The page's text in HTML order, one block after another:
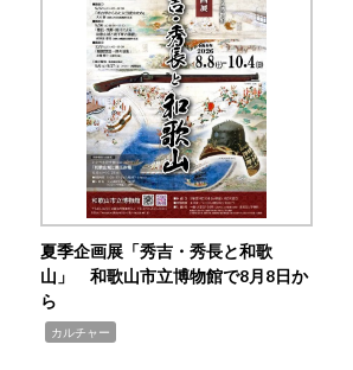
夏季企画展「秀吉・秀長と和歌
山」 和歌山市立博物館で8月8日か
ら
カルチャー